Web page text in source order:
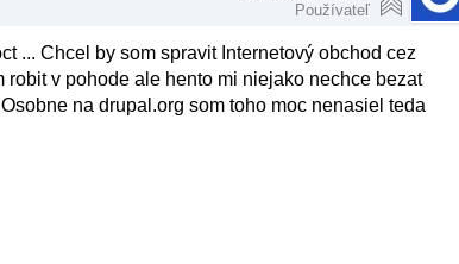
Používateľ
... Chcel by som spravit Internetový obchod cez
v pohode ale hento mi niejako nechce bezat
na drupal.org som toho moc nenasiel teda